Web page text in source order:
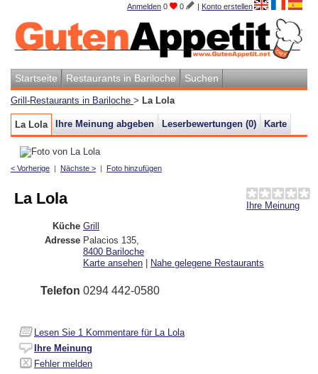
Anmelden 0 0 | Konto erstellen
Startseite Restaurants in Bariloche Suchen
Grill-Restaurants in Bariloche > La Lola
La Lola Ihre Meinung abgeben Leserbewertungen (0) Karte
< Vorherige | Nächste > | Foto hinzufügen
Ihre Meinung
La Lola
Küche Grill
Adresse Palacios 135
8400 Bariloche
Karte ansehen | Nahe gelegene Restaurants
Telefon 0294 442-0580
Lesen Sie 1 Kommentare für La Lola
Ihre Meinung
Fehler melden